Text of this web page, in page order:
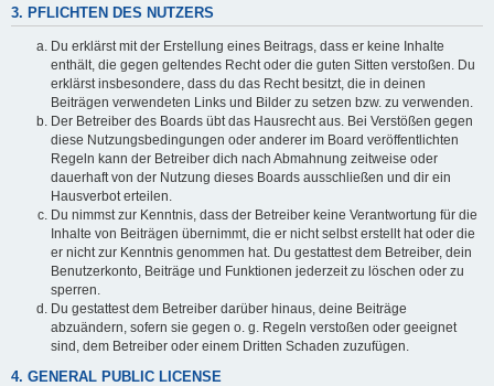
3. PFLICHTEN DES NUTZERS
Du erklärst mit der Erstellung eines Beitrags, dass er keine Inhalte
enthält, die gegen geltendes Recht oder die guten Sitten verstoßen. Du
erklärst insbesondere, dass du das Recht besitzt, die in deinen
Beiträgen verwendeten Links und Bilder zu setzen bzw. zu verwenden.
Der Betreiber des Boards übt das Hausrecht aus. Bei Verstößen gegen
diese Nutzungsbedingungen oder anderer im Board veröffentlichten
Regeln kann der Betreiber dich nach Abmahnung zeitweise oder
dauerhaft von der Nutzung dieses Boards ausschließen und dir ein
Hausverbot erteilen.
Du nimmst zur Kenntnis, dass der Betreiber keine Verantwortung für die
Inhalte von Beiträgen übernimmt, die er nicht selbst erstellt hat oder die
er nicht zur Kenntnis genommen hat. Du gestattest dem Betreiber, dein
Benutzerkonto, Beiträge und Funktionen jederzeit zu löschen oder zu
sperren.
Du gestattest dem Betreiber darüber hinaus, deine Beiträge
abzuändern, sofern sie gegen o. g. Regeln verstoßen oder geeignet
sind, dem Betreiber oder einem Dritten Schaden zuzufügen.
4. GENERAL PUBLIC LICENSE